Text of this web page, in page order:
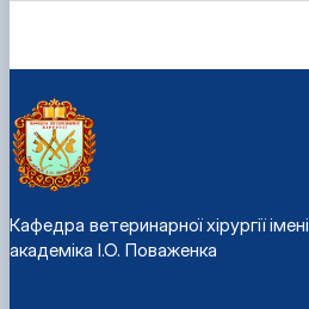
Кафедра ветеринарної хірургії імені
академіка І.О. Поваженка